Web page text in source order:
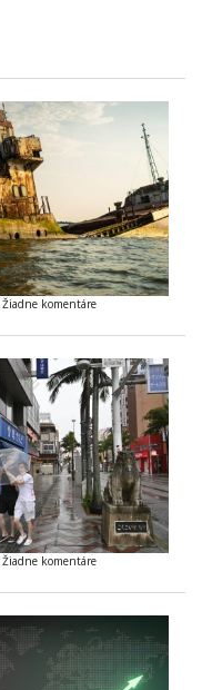
Žiadne komentáre
Žiadne komentáre